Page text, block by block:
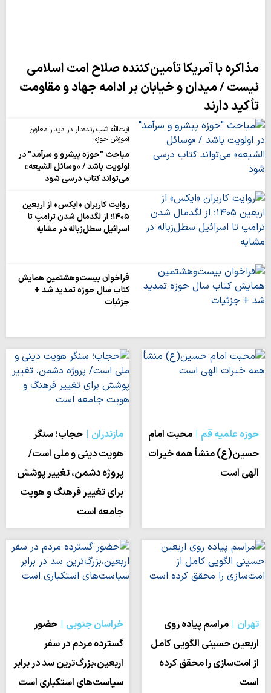
مذاکره با آمریکا تأمین‌کننده صلاح امت اسلامی
نیست / میدان و خیابان بر ادامه جهاد و مقاومت
تأکید دارند
آیت‌الله شب زنده‌دار در دیدار معاون
آموزش حوزه:
مباحث "حوزه پیشرو و سرآمد" در
اولویت باشد / «وسائل الشیعه»
می‌تواند کتاب درسی شود
روایت‌ کاربران «ایکس» از اربعین
۱۴۰۵؛ از لگدمال شدن ترامپ تا
اسرائیل سطل‌زباله‌ در مشایه
فراخوان بیست‌وهشتمین همایش
کتاب سال حوزه تمدید شد +
جزئیات
حوزه علمیه قم
محبت امام
حسین(ع) منشأ همه خیرات
الهی است
مازندران
حجاب؛ سنگر
هویت دینی و ملی است/
پروژه دشمن، تغییر پوشش
برای تغییر فرهنگ و هویت
جامعه است
تهران
مراسم پیاده روی
اربعین حسینی الگویی کامل
از امت‌سازی را محقق کرده
است
خراسان جنوبی
حضور
گسترده مردم در سفر
اربعین،بزرگ‌ترین سد در برابر
سیاست‌های استکباری است